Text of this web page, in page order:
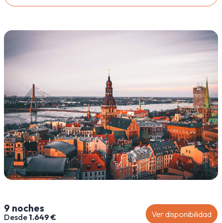
9 noches
Desde 1.649 € Ver disponibilidad